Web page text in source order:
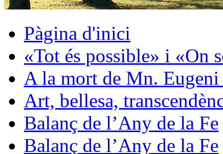
Pàgina d'inici
«Tot és possible» i «On
A la mort de Mn. Eugeni
Art, bellesa,
Balanç de l’Any de la Fe
Balanç de l’Any de la Fe